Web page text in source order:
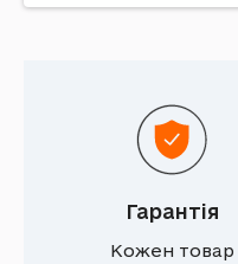
Гарантія
Кожен товар